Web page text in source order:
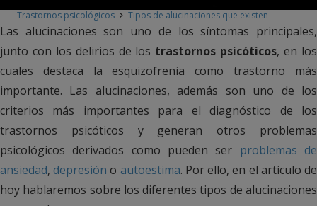
Trastornos psicológicos Tipos de alucinaciones que existen
Las alucinaciones son uno de los síntomas principales,
junto con los delirios de los trastornos psicóticos, en los
cuales destaca la esquizofrenia como trastorno más
importante. Las alucinaciones, además son uno de los
criterios más importantes para el diagnóstico de los
trastornos psicóticos y generan otros problemas
psicológicos derivados como pueden ser problemas de
ansiedad, depresión o autoestima. Por ello, en el artículo de
hoy hablaremos sobre los diferentes tipos de alucinaciones